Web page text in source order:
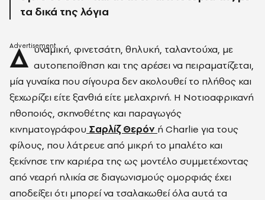
τα δικά της λόγια
Δ υναμική, φινετσάτη, θηλυκή, ταλαντούχα, με
αυτοπεποίθηση και της αρέσει να πειραματίζεται,
μία γυναίκα που σίγουρα δεν ακολουθεί το πλήθος και
ξεχωρίζει είτε ξανθιά είτε μελαχρινή. Η Νοτιοαφρικανή
ηθοποιός, σκηνοθέτης και παραγωγός
κινηματογράφου Σαρλίζ Θερόν ή Charlie για τους
φίλους, που λάτρευε από μικρή το μπαλέτο και
ξεκίνησε την καριέρα της ως μοντέλο συμμετέχοντας
από νεαρή ηλικία σε διαγωνισμούς ομορφιάς έχει
αποδείξει ότι μπορεί να τσαλακωθεί όλα αυτά τα